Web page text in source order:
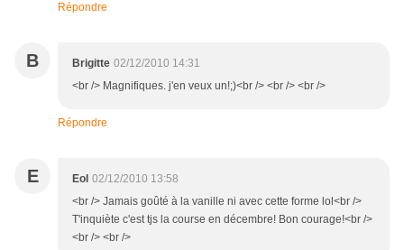
Répondre
B Brigitte 02/12/2010 14:31
<br /> Magnifiques. j'en veux un!;)<br /> <br /> <br />
Répondre
E Eol 02/12/2010 13:58
<br /> Jamais goûté à la vanille ni avec cette forme lol<br />
T'inquiète c'est tjs la course en décembre! Bon courage!<br />
<br /> <br />